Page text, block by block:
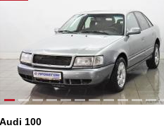
Audi 100